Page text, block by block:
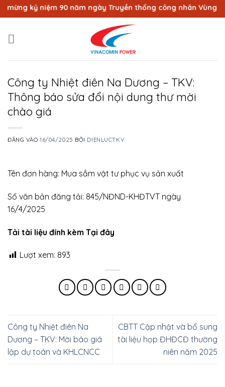
Bỏ
qua
dung
kỷ niệm 90 năm ngày Truyền thống công nhân Vùng mỏ
Công ty Nhiệt điên Na Dương – TKV:
Thông báo sửa đổi nội dung thư mời
chào giá
ĐĂNG VÀO16/04/2025 BỞI DIENLUCTKV
Tên đơn hàng: Mua sắm vật tư phục vụ sản xuất
Số văn bản đăng tải: 845/NĐND-KHĐTVT ngày
16/4/2025
Tải tài liệu đính kèm Tại đây
Lượt xem: 893
Công ty Nhiệt điên Na
Dương – TKV: Mời báo giá
lập dự toán và KHLCNCC
CBTT Cập nhật và bổ sung
tài liệu họp ĐHĐCĐ thường
niên năm 2025